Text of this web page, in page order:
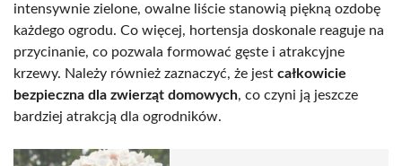
intensywnie zielone, owalne liście stanowią piękną ozdobę
każdego ogrodu. Co więcej, hortensja doskonale reaguje na
przycinanie, co pozwala formować gęste i atrakcyjne
krzewy. Należy również zaznaczyć, że jest całkowicie
bezpieczna dla zwierząt domowych, co czyni ją jeszcze
bardziej atrakcją dla ogrodników.